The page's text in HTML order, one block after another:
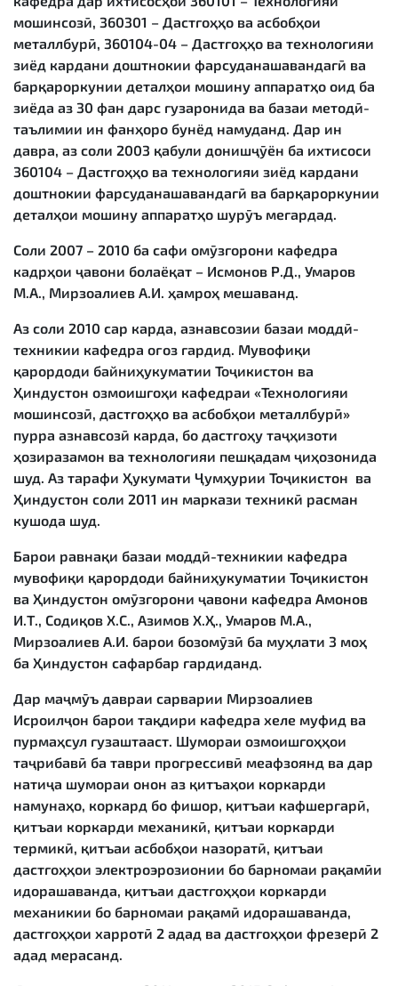
мошинсозӣ, 360301 – Дастгоҳҳо ва асбобҳои
металлбурӣ, 360104-04 – Дастгоҳҳо ва технологияи
зиёд кардани доштнокии фарсуданашавандагӣ ва
барқароркунии деталҳои мошину аппаратҳо оид ба
зиёда аз 30 фан дарс гузаронида ва базаи методӣ-
таълимии ин фанҳоро бунёд намуданд. Дар ин
давра, аз соли 2003 қабули донишҷӯён ба ихтисоси
360104 – Дастгоҳҳо ва технологияи зиёд кардани
доштнокии фарсуданашавандагӣ ва барқароркунии
деталҳои мошину аппаратҳо шурӯъ мегардад.
Соли 2007 – 2010 ба сафи омӯзгорони кафедра
кадрҳои ҷавони болаёқат – Исмонов Р.Д., Умаров
М.А., Мирзоалиев А.И. ҳамроҳ мешаванд.
Аз соли 2010 сар карда, азнавсозии базаи моддӣ-
техникии кафедра оғоз гардид. Мувофиқи
қарордоди байниҳукуматии Тоҷикистон ва
Ҳиндустон озмоишгоҳи кафедраи «Технологияи
мошинсозӣ, дастгоҳҳо ва асбобҳои металлбурӣ»
пурра азнавсозӣ карда, бо дастгоҳу таҷҳизоти
ҳозиразамон ва технологияи пешқадам ҷиҳозонида
шуд. Аз тарафи Ҳукумати Ҷумҳурии Тоҷикистон ва
Ҳиндустон соли 2011 ин маркази техникӣ расман
кушода шуд.
Барои равнақи базаи моддӣ-техникии кафедра
мувофиқи қарордоди байниҳукуматии Тоҷикистон
ва Ҳиндустон омӯзгорони ҷавони кафедра Амонов
И.Т., Содиқов Х.С., Азимов Х.Ҳ., Умаров М.А.,
Мирзоалиев А.И. барои бозомӯзӣ ба муҳлати 3 моҳ
ба Ҳиндустон сафарбар гардиданд.
Дар маҷмӯъ давраи сарварии Мирзоалиев
Исроилҷон барои тақдири кафедра хеле муфид ва
пурмаҳсул гузаштааст. Шумораи озмоишгоҳҳои
таҷрибавӣ ба таври прогрессивӣ меафзоянд ва дар
натиҷа шумораи онон аз қитъаҳои коркарди
намунаҳо, коркард бо фишор, қитъаи кафшергарӣ,
қитъаи коркарди механикӣ, қитъаи коркарди
термикӣ, қитъаи асбобҳои назоратӣ, қитъаи
дастгоҳҳои электроэрозионии бо барномаи рақамӣи
идорашаванда, қитъаи дастгоҳҳои коркарди
механикии бо барномаи рақамӣ идорашаванда,
дастгоҳҳои харротӣ 2 адад ва дастгоҳҳои фрезерӣ 2
адад мерасанд.